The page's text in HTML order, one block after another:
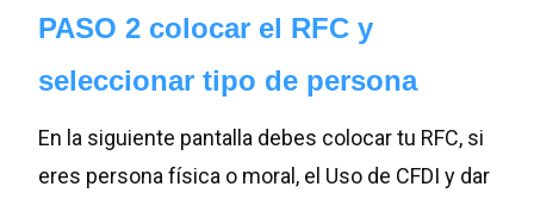
PASO 2 colocar el RFC y
seleccionar tipo de persona
En la siguiente pantalla debes colocar tu RFC, si
eres persona física o moral, el Uso de CFDI y dar